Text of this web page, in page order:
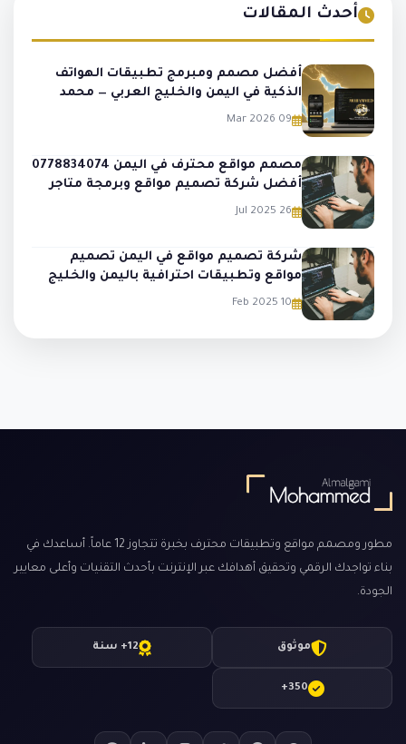
أحدث المقالات
أفضل مصمم ومبرمج تطبيقات الهواتف
الذكية في اليمن والخليج العربي — محمد
الملجمي
09 Mar 2026
مصمم مواقع محترف في اليمن 0778834074
أفضل شركة تصميم مواقع وبرمجة متاجر
وتطبيقات
26 Jul 2025
شركة تصميم مواقع في اليمن تصميم
مواقع وتطبيقات احترافية باليمن والخليج
10 Feb 2025
مطور ومصمم مواقع وتطبيقات محترف بخبرة تتجاوز 12 عاماً. أساعدك في
بناء تواجدك الرقمي وتحقيق أهدافك عبر الإنترنت بأحدث التقنيات وأعلى معايير
الجودة.
موثوق 12+ سنة
350+